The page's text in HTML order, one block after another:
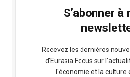
S’abonner à
Recevez les dernières
d'Eurasia Focus sur
l'économie et la culture